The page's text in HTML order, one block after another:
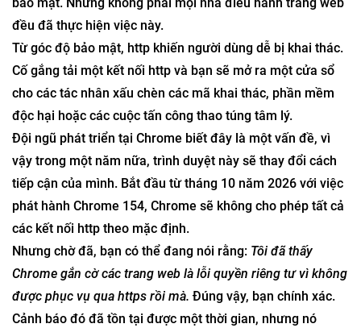
đều đã thực hiện việc này.
Từ góc độ bảo mật, http khiến người dùng dễ bị khai thác.
Cố gắng tải một kết nối http và bạn sẽ mở ra một cửa sổ
cho các tác nhân xấu chèn các mã khai thác, phần mềm
độc hại hoặc các cuộc tấn công thao túng tâm lý.
Đội ngũ phát triển tại Chrome biết đây là một vấn đề, vì
vậy trong một năm nữa, trình duyệt này sẽ thay đổi cách
tiếp cận của mình. Bắt đầu từ tháng 10 năm 2026 với việc
phát hành Chrome 154, Chrome sẽ không cho phép tất cả
các kết nối http theo mặc định.
Nhưng chờ đã, bạn có thể đang nói rằng: Tôi đã thấy
Chrome gắn cờ các trang web là lỗi quyền riêng tư vì không
được phục vụ qua https rồi mà. Đúng vậy, bạn chính xác.
Cảnh báo đó đã tồn tại được một thời gian, nhưng nó